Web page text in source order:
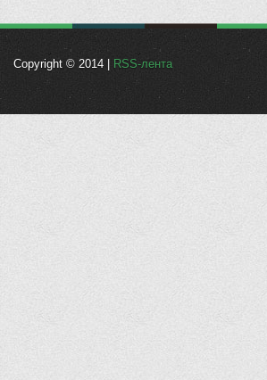
Copyright © 2014 | RSS-лента